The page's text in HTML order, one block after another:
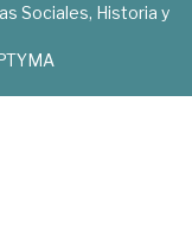
Sociales, Historia y